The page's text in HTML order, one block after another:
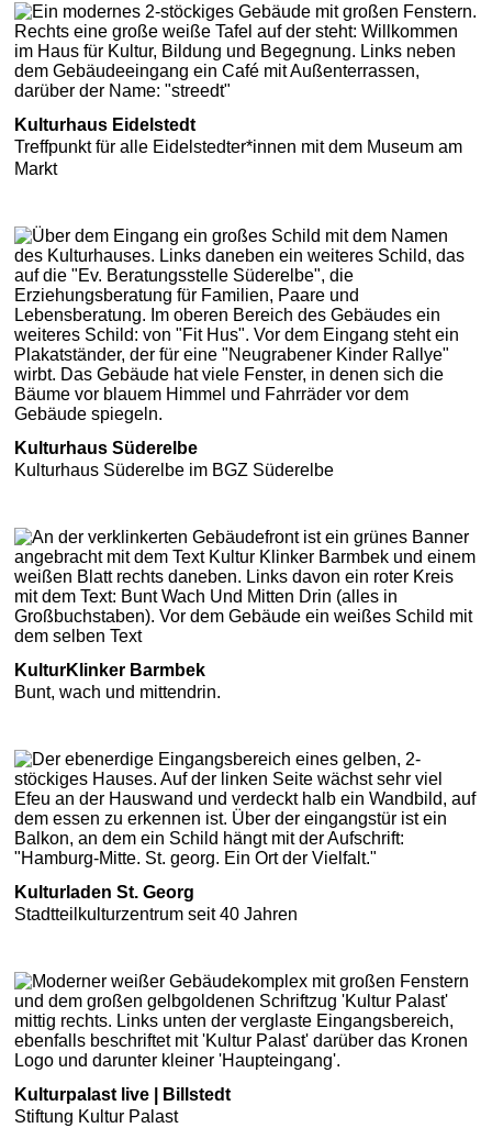
Kulturhaus Eidelstedt
Treffpunkt für alle Eidelstedter*innen mit dem Museum am
Markt
Kulturhaus Süderelbe
Kulturhaus Süderelbe im BGZ Süderelbe
KulturKlinker Barmbek
Bunt, wach und mittendrin.
Kulturladen St. Georg
Stadtteilkulturzentrum seit 40 Jahren
Kulturpalast live | Billstedt
Stiftung Kultur Palast